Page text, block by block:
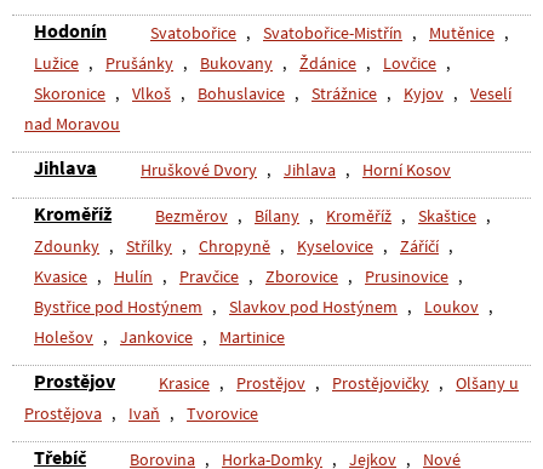
Hodonín Svatobořice , Svatobořice-Mistřín , Mutěnice ,
Lužice , Prušánky , Bukovany , Ždánice , Lovčice ,
Skoronice , Vlkoš , Bohuslavice , Strážnice , Kyjov ,
Veselí
nad Moravou
Jihlava Hruškové Dvory , Jihlava , Horní Kosov
Kroměříž Bezměrov , Bílany , Kroměříž , Skaštice ,
Zdounky , Střílky , Chropyně , Kyselovice , Záříčí ,
Kvasice , Hulín , Pravčice , Zborovice , Prusinovice ,
Bystřice pod Hostýnem , Slavkov pod Hostýnem , Loukov ,
Holešov , Jankovice , Martinice
Prostějov Krasice , Prostějov , Prostějovičky ,
Olšany u
Prostějova , Ivaň , Tvorovice
Třebíč Borovina , Horka-Domky , Jejkov , Nové